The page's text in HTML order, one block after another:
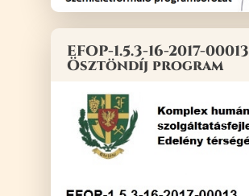
EFOP-1.5.3-16-2017-00013
Ösztöndíj program